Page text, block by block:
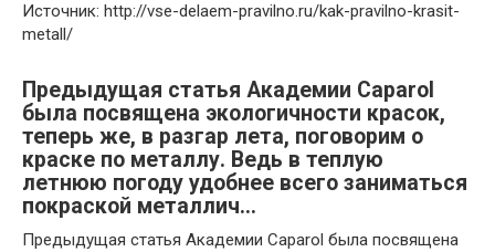
Источник: http://vse-delaem-pravilno.ru/kak-pravilno-krasit-
metall/
Предыдущая статья Академии Caparol
была посвящена экологичности красок,
теперь же, в разгар лета, поговорим о
краске по металлу. Ведь в теплую
летнюю погоду удобнее всего заниматься
покраской металлич…
Предыдущая статья Академии Caparol была посвящена